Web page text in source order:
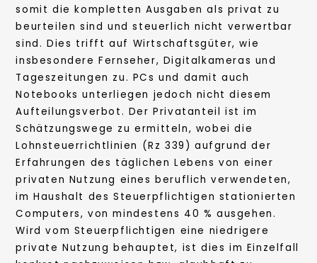
somit die kompletten Ausgaben als privat zu
beurteilen sind und steuerlich nicht verwertbar
sind. Dies trifft auf Wirtschaftsgüter, wie
insbesondere Fernseher, Digitalkameras und
Tageszeitungen zu. PCs und damit auch
Notebooks unterliegen jedoch nicht diesem
Aufteilungsverbot. Der Privatanteil ist im
Schätzungswege zu ermitteln, wobei die
Lohnsteuerrichtlinien (Rz 339) aufgrund der
Erfahrungen des täglichen Lebens von einer
privaten Nutzung eines beruflich verwendeten,
im Haushalt des Steuerpflichtigen stationierten
Computers, von mindestens 40 % ausgehen.
Wird vom Steuerpflichtigen eine niedrigere
private Nutzung behauptet, ist dies im Einzelfall